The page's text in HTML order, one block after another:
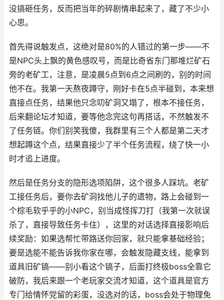
没搞砸任务，反而把当年的碎剧情串起来了，藏了不少小
心思。
首先得说触发点，这绝对是80%的人错过的第一步——不
是NPC头上飘的黄色感叹号，而是比奇省东门那堆烂矿石
旁的老矿工，注意，是凌晨5点到6点之间刷的，别的时间
他不在。我第一天熬夜蹲守，刚好卡在5点半碰到，本来想
直接点任务，结果他只念叨矿洞又塌了，根本不接任务，
后来翻论坛才知道，要等他念完这句再搭话，不然触发不
了任务链。你们别笑我傻，我群里有三个人都是第二天才
想起蹲这个点，结果直接少了半个任务流程，绕了快一小
时才追上进度。
然后是任务分支的隐形选项陷阱，这个很多人踩坑。老矿
工接任务后，要你去矿洞找他儿子的遗物，路上会碰到一
个棕毛软乎乎的小NPC，别当成怪挥刀打（我第一次就误
杀了，直接导致任务卡住），这里的对话选择直接影响后
续奖励：如果选帮忙带路送你回家，就只能拿基础经验；
要是选能不能告诉我你家在哪，会触发隐藏支线，能拿到
道具旧矿镐——别小看这个镐子，后面打终极boss全靠它
破防，我后来跟一个老玩家交流才知道，这个道具是官方
专门给情怀党留的彩蛋，没选对的话，boss会处于物理免